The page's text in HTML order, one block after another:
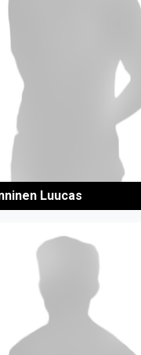
Luucas